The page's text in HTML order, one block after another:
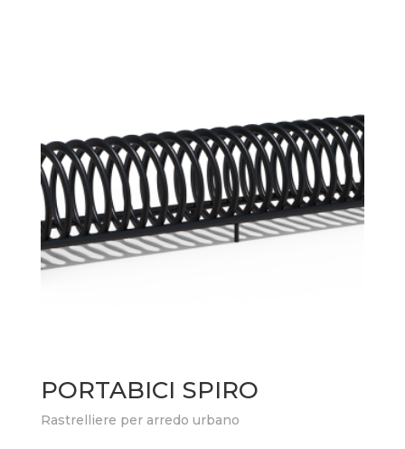
PORTABICI SPIRO
Rastrelliere per arredo urbano